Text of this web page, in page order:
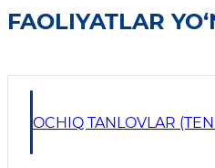
FAOLIYATLAR
OCHIQ TANLOVLAR